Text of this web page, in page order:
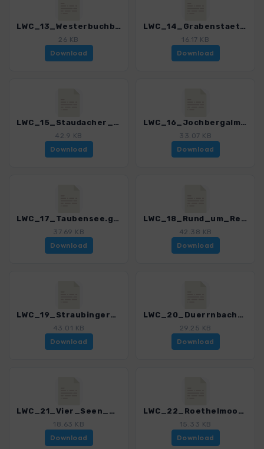
LWC_13_Westerbuchberg_Kendlmuehlfilz.gpx
26 KB
Download
LWC_14_Grabenstaett_Chieming.gpx
16.17 KB
Download
LWC_15_Staudacher_Almenrunde.gpx
42.9 KB
Download
LWC_16_Jochbergalm_Rechenbergalm.gpx
33.07 KB
Download
LWC_17_Taubensee.gpx
37.69 KB
Download
LWC_18_Rund_um_Reit_im_Winkl.gpx
42.38 KB
Download
LWC_19_Straubinger_Haus.gpx
43.01 KB
Download
LWC_20_Duerrnbachhorn.gpx
29.25 KB
Download
LWC_21_Vier_Seen_Wanderung.gpx
18.63 KB
Download
LWC_22_Roethelmoosalm.gpx
15.33 KB
Download